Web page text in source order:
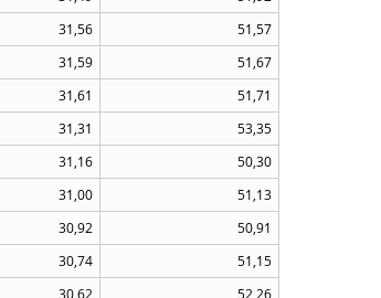
31,56
51,57
31,59
51,67
31,61
51,71
31,31
53,35
31,16
50,30
31,00
51,13
30,92
50,91
30,74
51,15
30,62
52,26